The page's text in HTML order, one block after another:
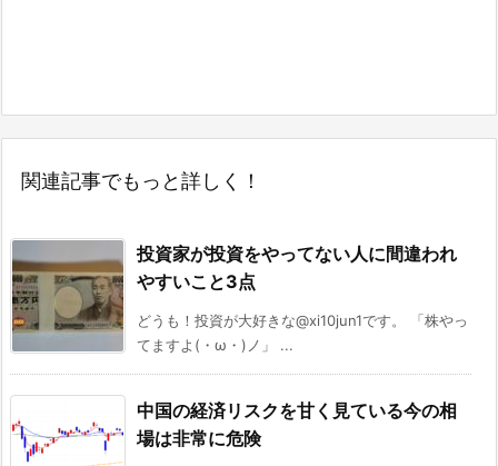
関連記事でもっと詳しく！
投資家が投資をやってない人に間違われ
やすいこと3点
どうも！投資が大好きな@xi10jun1です。 「株やっ
てますよ(・ω・)ノ」 ...
中国の経済リスクを甘く見ている今の相
場は非常に危険